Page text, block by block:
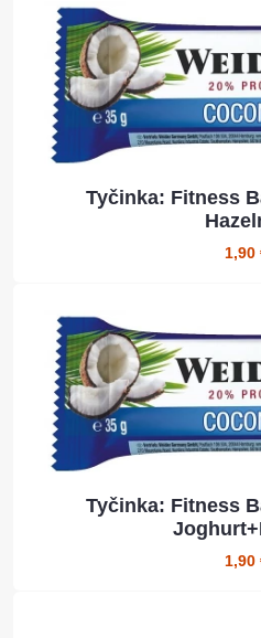
Tyčinka: Fitness
1,90
Tyčinka: Fitness
1,90